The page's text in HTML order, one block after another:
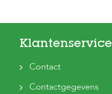
Klantenservice
Contact
Contactgegevens